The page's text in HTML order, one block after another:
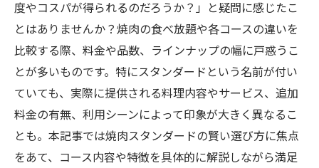
度やコスパが得られるのだろうか？」と疑問に感じたこ
とはありませんか？焼肉の食べ放題や各コースの違いを
比較する際、料金や品数、ラインナップの幅に戸惑うこ
とが多いものです。特にスタンダードという名前が付い
ていても、実際に提供される料理内容やサービス、追加
料金の有無、利用シーンによって印象が大きく異なるこ
とも。本記事では焼肉スタンダードの賢い選び方に焦点
をあて、コース内容や特徴を具体的に解説しながら満足